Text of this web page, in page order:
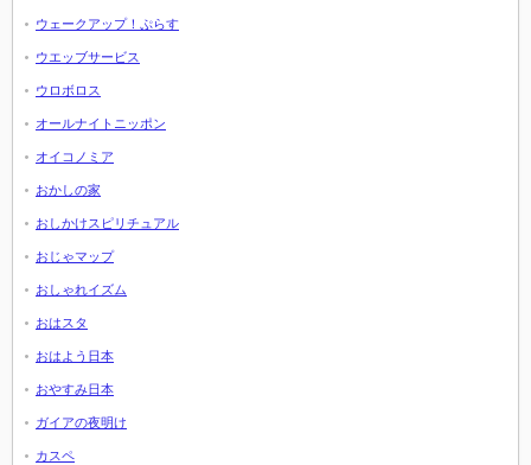
ウェークアップ！ぷらす
ウエッブサービス
ウロボロス
オールナイトニッポン
オイコノミア
おかしの家
おしかけスピリチュアル
おじゃマップ
おしゃれイズム
おはスタ
おはよう日本
おやすみ日本
ガイアの夜明け
カスペ